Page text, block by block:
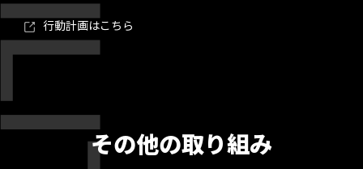
行動計画はこちら
その他の取り組み